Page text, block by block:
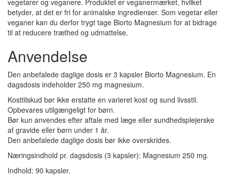
vegetarer og veganere. Produktet er veganermærket, hvilket
betyder, at det er fri for animalske ingredienser. Som vegetar eller
veganer kan du derfor trygt tage Biorto Magnesium for at bidrage
til at reducere træthed og udmattelse.
Anvendelse
Den anbefalede daglige dosis er 3 kapsler Biorto Magnesium. En
dagsdosis indeholder 250 mg magnesium.
Kosttilskud bør ikke erstatte en varieret kost og sund livsstil.
Opbevares utilgængeligt for børn.
Bør kun anvendes efter aftale med læge eller sundhedsplejerske
af gravide eller børn under 1 år.
Den anbefalede daglige dosis bør ikke overskrides.
Næringsindhold pr. dagsdosis (3 kapsler): Magnesium 250 mg.
Indhold: 90 kapsler.